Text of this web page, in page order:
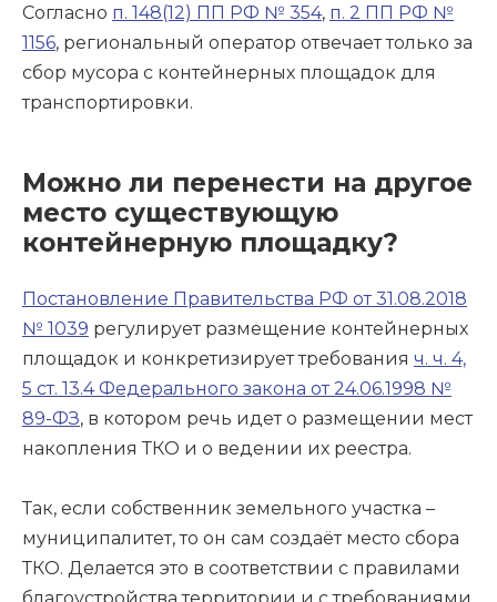
Согласно п. 148(12) ПП РФ № 354, п. 2 ПП РФ №
1156, региональный оператор отвечает только за
сбор мусора с контейнерных площадок для
транспортировки.
Можно ли перенести на другое
место существующую
контейнерную площадку?
Постановление Правительства РФ от 31.08.2018
№ 1039 регулирует размещение контейнерных
площадок и конкретизирует требования ч. ч. 4,
5 ст. 13.4 Федерального закона от 24.06.1998 №
89-ФЗ, в котором речь идет о размещении мест
накопления ТКО и о ведении их реестра.
Так, если собственник земельного участка –
муниципалитет, то он сам создаёт место сбора
ТКО. Делается это в соответствии с правилами